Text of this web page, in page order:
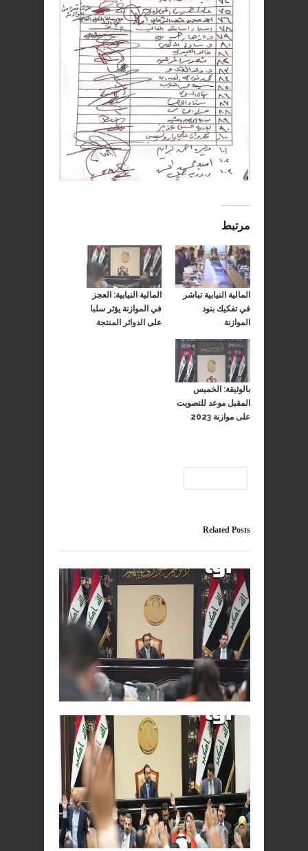
مرتبط
المالية النيابية تباشر
في تفكيك بنود
الموازنة
المالية النيابية: العجز
في الموازنة يؤثر سلبا
على الدوائر المنتجة
بالوثيقة: الخميس
المقبل موعد للتصويت
على موازنة 2023
Related Posts